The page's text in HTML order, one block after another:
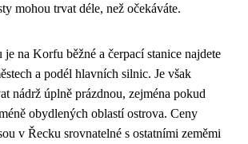
mohou trvat déle, než očekáváte.
na Korfu běžné a čerpací stanice najdete
a podél hlavních silnic. Je však
nádrž úplně prázdnou, zejména pokud
obydlených oblastí ostrova. Ceny
v Řecku srovnatelné s ostatními zeměmi